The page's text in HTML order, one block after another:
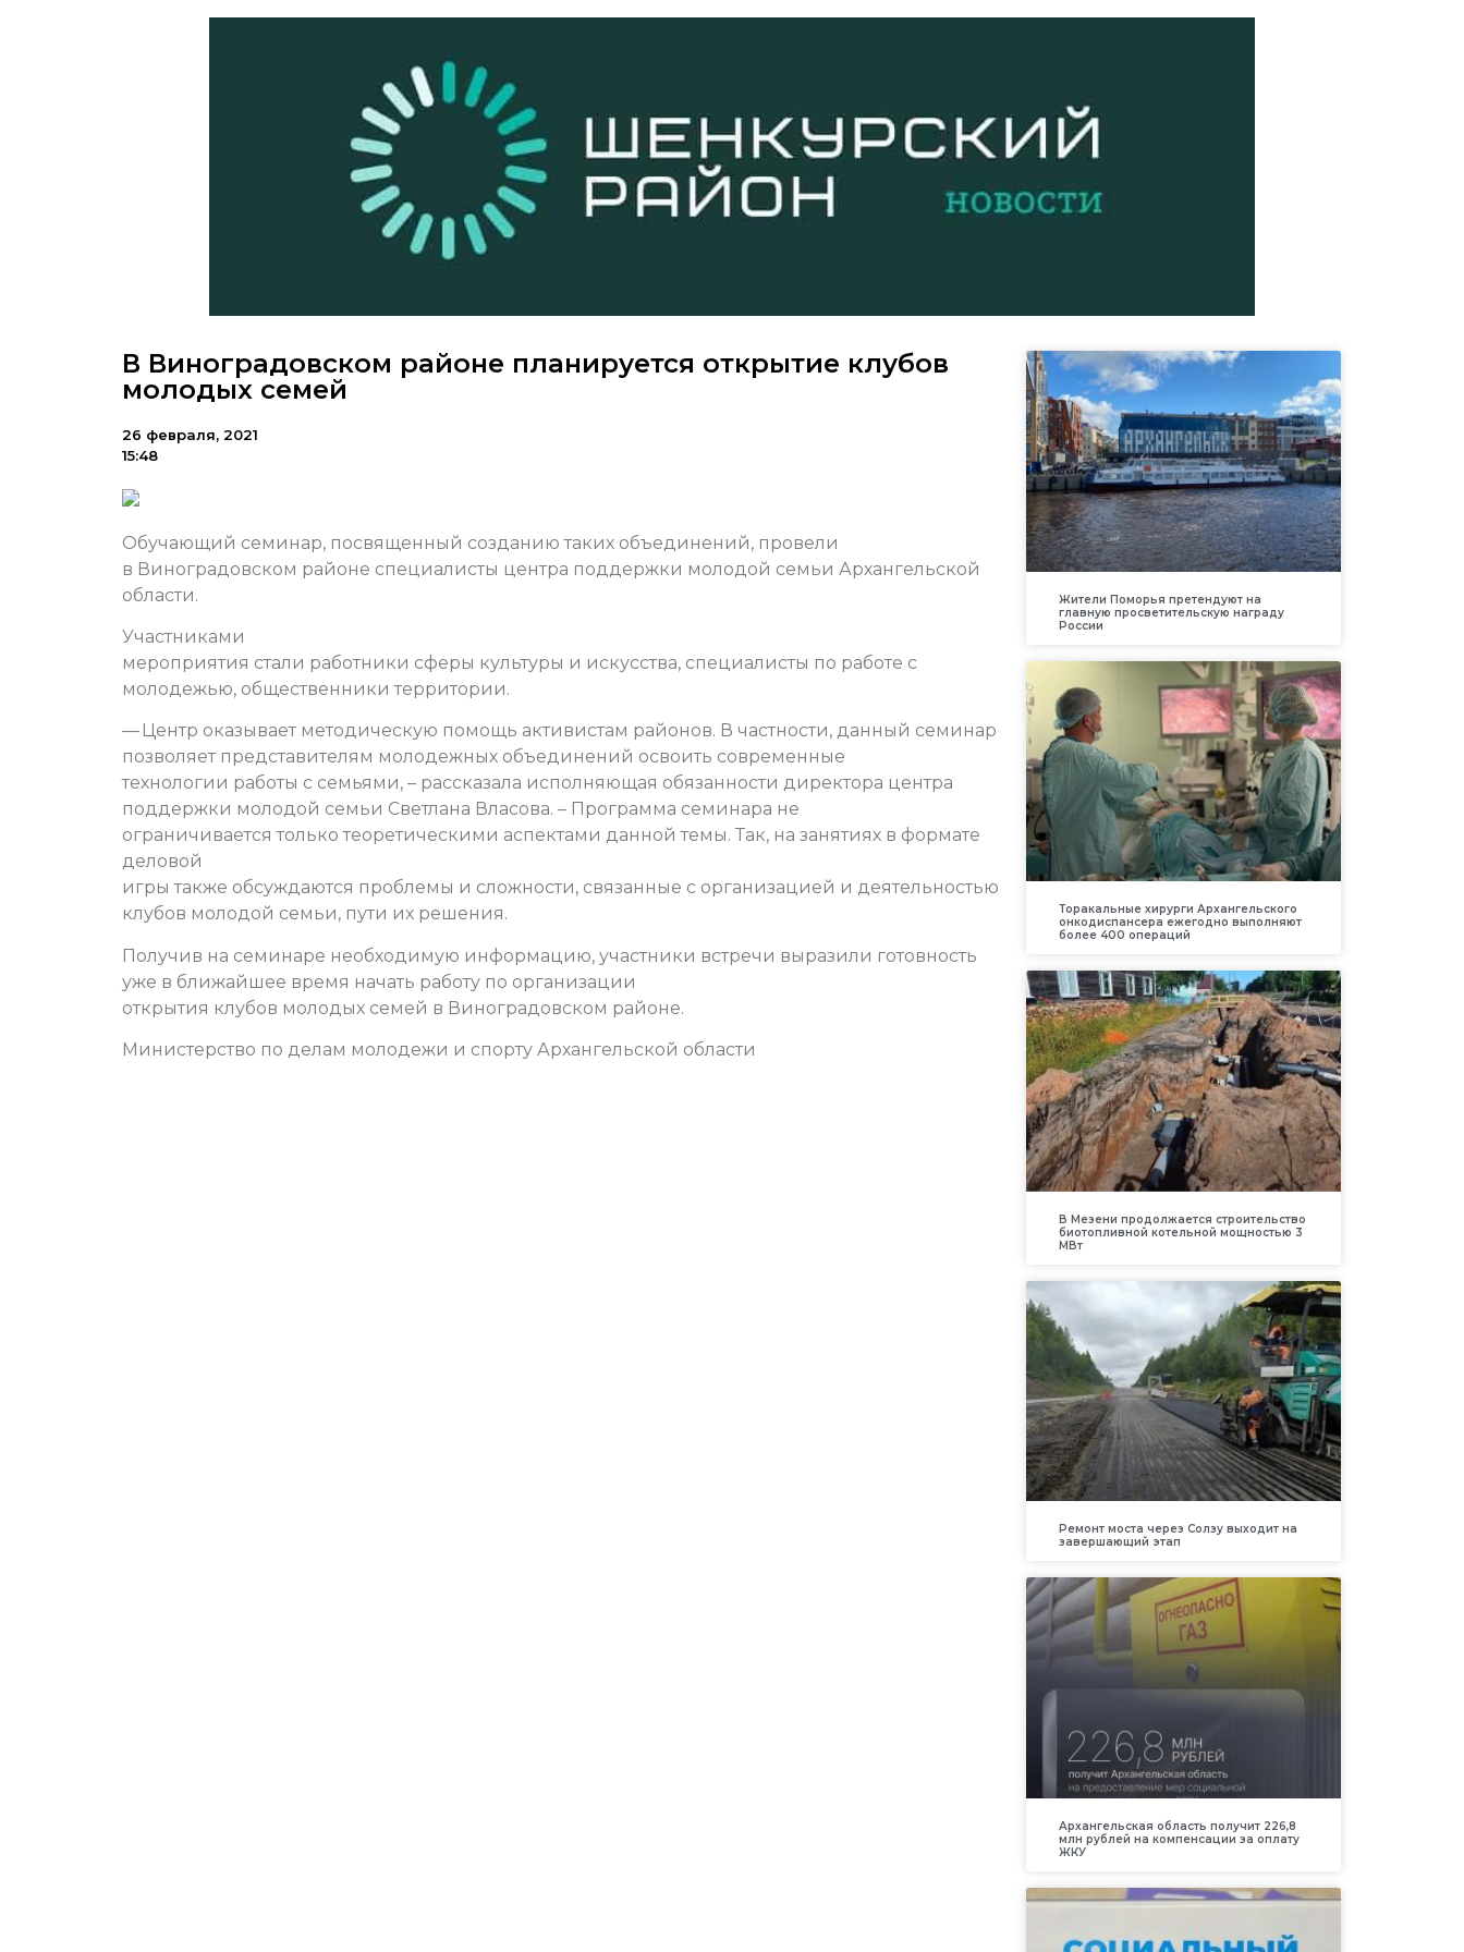
В Виноградовском районе планируется открытие клубов
молодых семей
26 февраля, 2021
15:48
Обучающий семинар, посвященный созданию таких объединений, провели
в Виноградовском районе специалисты центра поддержки молодой семьи Архангельской
области.
Участниками
мероприятия стали работники сферы культуры и искусства, специалисты по работе с
молодежью, общественники территории.
— Центр оказывает методическую помощь активистам районов. В частности, данный семинар
позволяет представителям молодежных объединений освоить современные
технологии работы с семьями, – рассказала исполняющая обязанности директора центра
поддержки молодой семьи Светлана Власова. – Программа семинара не
ограничивается только теоретическими аспектами данной темы. Так, на занятиях в формате
деловой
игры также обсуждаются проблемы и сложности, связанные с организацией и деятельностью
клубов молодой семьи, пути их решения.
Получив на семинаре необходимую информацию, участники встречи выразили готовность
уже в ближайшее время начать работу по организации
открытия клубов молодых семей в Виноградовском районе.
Министерство по делам молодежи и спорту Архангельской области
Жители Поморья претендуют на
главную просветительскую награду
России
Торакальные хирурги Архангельского
онкодиспансера ежегодно выполняют
более 400 операций
В Мезени продолжается строительство
биотопливной котельной мощностью 3
МВт
Ремонт моста через Солзу выходит на
завершающий этап
Архангельская область получит 226,8
млн рублей на компенсации за оплату
ЖКУ